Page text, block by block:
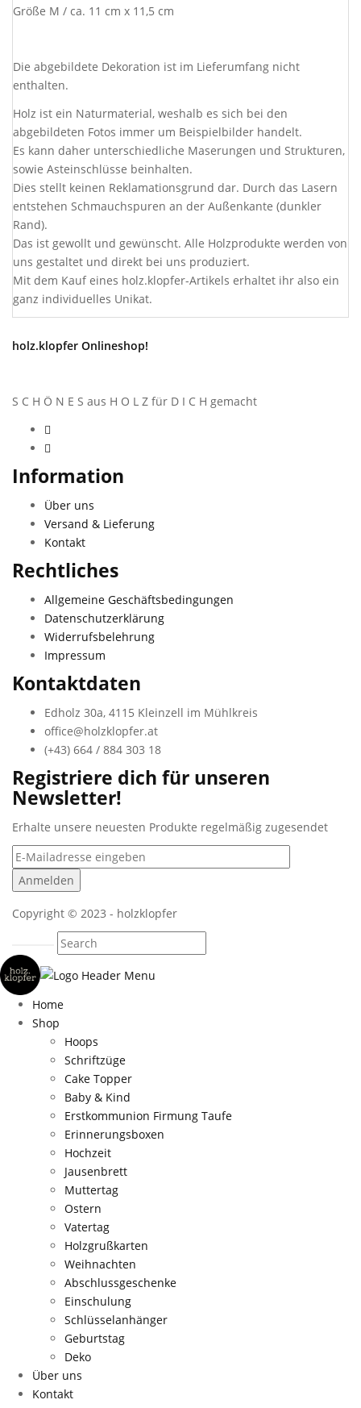
Größe M / ca. 11 cm x 11,5 cm
Die abgebildete Dekoration ist im Lieferumfang nicht
enthalten.
Holz ist ein Naturmaterial, weshalb es sich bei den
abgebildeten Fotos immer um Beispielbilder handelt.
Es kann daher unterschiedliche Maserungen und Strukturen,
sowie Asteinschlüsse beinhalten.
Dies stellt keinen Reklamationsgrund dar. Durch das Lasern
entstehen Schmauchspuren an der Außenkante (dunkler
Rand).
Das ist gewollt und gewünscht. Alle Holzprodukte werden von
uns gestaltet und direkt bei uns produziert.
Mit dem Kauf eines holz.klopfer-Artikels erhaltet ihr also ein
ganz individuelles Unikat.
holz.klopfer Onlineshop!
S C H Ö N E S aus H O L Z für D I C H gemacht
Information
Über uns
Versand & Lieferung
Kontakt
Rechtliches
Allgemeine Geschäftsbedingungen
Datenschutzerklärung
Widerrufsbelehrung
Impressum
Kontaktdaten
Edholz 30a, 4115 Kleinzell im Mühlkreis
office@holzklopfer.at
(+43) 664 / 884 303 18
Registriere dich für unseren
Newsletter!
Erhalte unsere neuesten Produkte regelmäßig zugesendet
Copyright © 2023 - holzklopfer
Home
Shop
Hoops
Schriftzüge
Cake Topper
Baby & Kind
Erstkommunion Firmung Taufe
Erinnerungsboxen
Hochzeit
Jausenbrett
Muttertag
Ostern
Vatertag
Holzgrußkarten
Weihnachten
Abschlussgeschenke
Einschulung
Schlüsselanhänger
Geburtstag
Deko
Über uns
Kontakt